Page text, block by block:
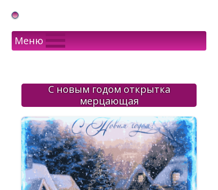
Gif Открытки в подарок
Меню
С новым годом открытка
мерцающая